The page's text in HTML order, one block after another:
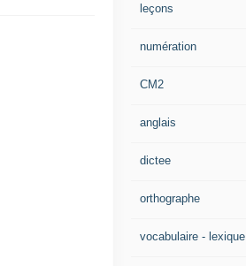
leçons
numération
CM2
anglais
dictee
orthographe
vocabulaire - lexique